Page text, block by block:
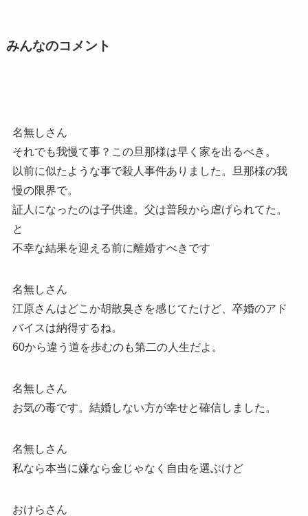
みんなのコメント
名無しさん
それでも我慢て事？この旦那様は早く家を出るべき。
以前に似たような事で殺人事件ありました。旦那様の我
慢の限界で。
証人になったのは子供達。父は普段から虐げられてた。
と
不幸な結果を迎える前に離婚すべきです
名無しさん
江原さんはどこか胡散臭さを感じてたけど、卒婚のアド
バイスは納得するね。
60から違う道を歩むのも第二の人生だよ。
名無しさん
お気の毒です。結婚しない方が幸せと確信しました。
名無しさん
私なら本当に嫌なら金じゃなく自由を選ぶけど
おけらさん